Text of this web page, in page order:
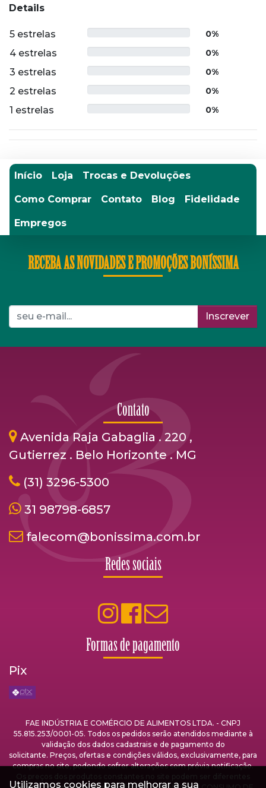
Details
5 estrelas 0%
4 estrelas 0%
3 estrelas 0%
2 estrelas 0%
1 estrelas 0%
Início Loja Trocas e Devoluções
Como Comprar Contato Blog Fidelidade
Empregos
RECEBA AS NOVIDADES E PROMOÇÕES BONÍSSIMA
Inscrever
Contato
Avenida Raja Gabaglia . 220 ,
Gutierrez . Belo Horizonte . MG
(31) 3296-5300
31 98798-6857
falecom@bonissima.com.br
Redes sociais
Formas de pagamento
Pix
FAE INDÚSTRIA E COMÉRCIO DE ALIMENTOS LTDA. - CNPJ
55.815.253/0001-05. Todos os pedidos serão atendidos mediante à
validação dos dados cadastrais e de pagamento do
solicitante. Preços, ofertas e condições válidos, exclusivamente, para
compras no site, podendo sofrer alterações sem prévia notificação.
Utilizamos cookies para melhorar a sua